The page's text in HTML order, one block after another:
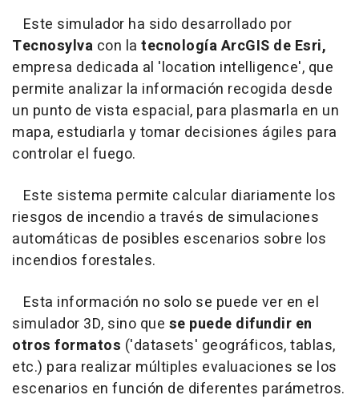
Este simulador ha sido desarrollado por
Tecnosylva con la tecnología ArcGIS de Esri,
empresa dedicada al 'location intelligence', que
permite analizar la información recogida desde
un punto de vista espacial, para plasmarla en un
mapa, estudiarla y tomar decisiones ágiles para
controlar el fuego.
Este sistema permite calcular diariamente los
riesgos de incendio a través de simulaciones
automáticas de posibles escenarios sobre los
incendios forestales.
Esta información no solo se puede ver en el
simulador 3D, sino que se puede difundir en
otros formatos ('datasets' geográficos, tablas,
etc.) para realizar múltiples evaluaciones se los
escenarios en función de diferentes parámetros.